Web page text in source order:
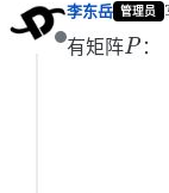
离线
李东岳 管理员
有矩阵
P
：